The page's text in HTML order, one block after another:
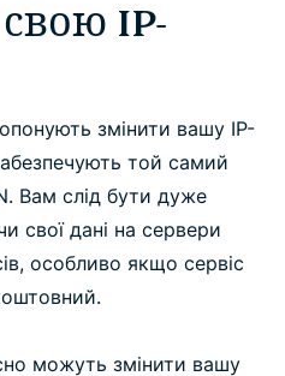
IP-
змінити вашу IP-
той самий
Вам слід бути дуже
свої дані на сервери
особливо якщо сервіс
можуть змінити вашу